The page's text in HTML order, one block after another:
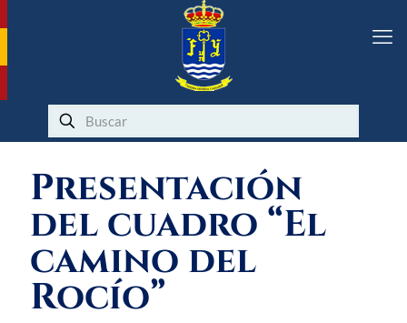
Presentación
del cuadro “El
camino del
Rocío”